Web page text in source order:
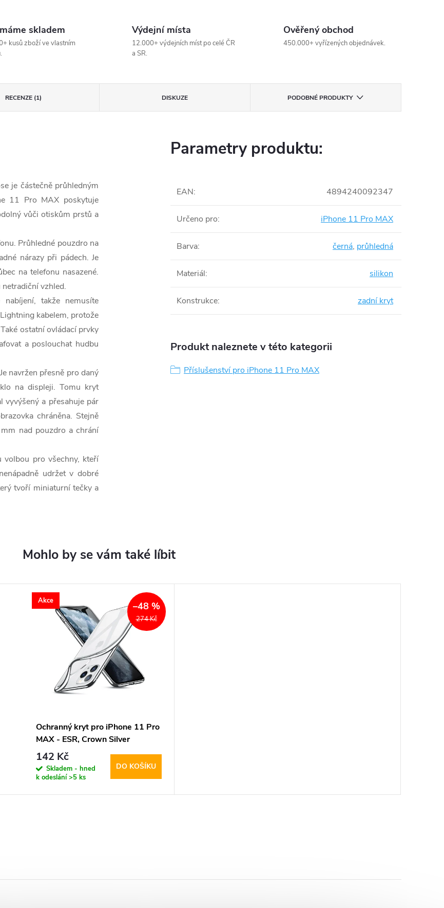
skladem
kusů zboží ve vlastním
Výdejní místa
12.000+ výdejních míst po celé ČR
a SR.
Ověřený obchod
450.000+ vyřízených objednávek.
RECENZE (1) DISKUZE PODOBNÉ PRODUKTY
je částečně průhledným
11 Pro MAX poskytuje
vůči otiskům prstů a
Průhledné pouzdro na
nárazy při pádech. Je
na telefonu nasazené.
vzhled.
takže nemusíte
kabelem, protože
ostatní ovládací prvky
a poslouchat hudbu
navržen přesně pro daný
na displeji. Tomu kryt
vyvýšený a přesahuje pár
chráněna. Stejně
nad pouzdro a chrání
pro všechny, kteří
udržet v dobré
tvoří miniaturní tečky a
Parametry produktu:
EAN: 4894240092347
Určeno pro: iPhone 11 Pro MAX
Barva: černá, průhledná
Materiál: silikon
Konstrukce: zadní kryt
Produkt naleznete v této kategorii
Příslušenství pro iPhone 11 Pro MAX
Akce
274 Kč
–48 %
Ochranný kryt pro iPhone 11 Pro
MAX - ESR, Crown Silver
142 Kč
Skladem - hned
k odeslání>5 ks
DO KOŠÍKU